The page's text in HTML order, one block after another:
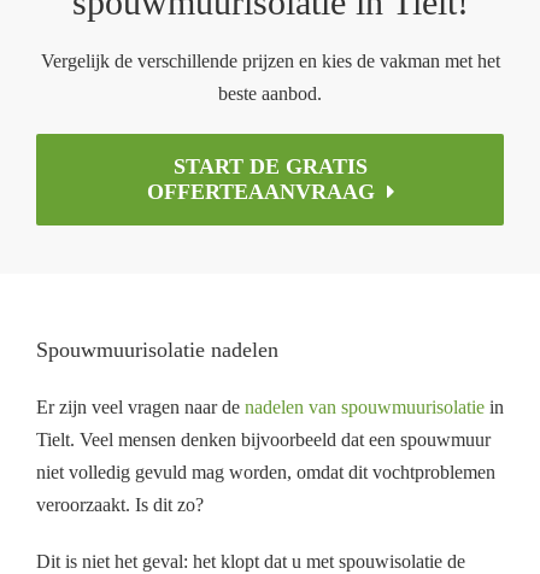
Vergelijk de verschillende prijzen en kies de vakman met het
beste aanbod.
START DE GRATIS
OFFERTEAANVRAAG
Spouwmuurisolatie nadelen
Er zijn veel vragen naar de nadelen van spouwmuurisolatie in
Tielt. Veel mensen denken bijvoorbeeld dat een spouwmuur
niet volledig gevuld mag worden, omdat dit vochtproblemen
veroorzaakt. Is dit zo?
Dit is niet het geval: het klopt dat u met spouwisolatie de